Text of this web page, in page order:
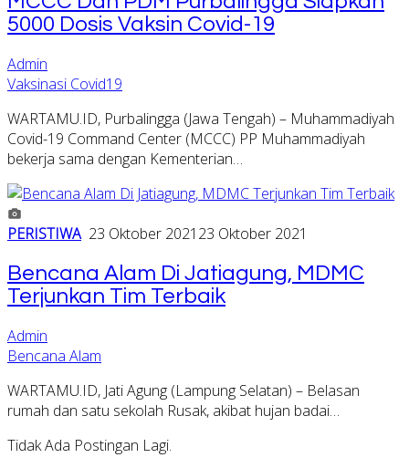
5000 Dosis Vaksin Covid-19
Admin
Vaksinasi Covid19
WARTAMU.ID, Purbalingga (Jawa Tengah) – Muhammadiyah
Covid-19 Command Center (MCCC) PP Muhammadiyah
bekerja sama dengan Kementerian…
PERISTIWA 23 Oktober 2021 23 Oktober 2021
Bencana Alam Di Jatiagung, MDMC
Terjunkan Tim Terbaik
Admin
Bencana Alam
WARTAMU.ID, Jati Agung (Lampung Selatan) – Belasan
rumah dan satu sekolah Rusak, akibat hujan badai…
Tidak Ada Postingan Lagi.